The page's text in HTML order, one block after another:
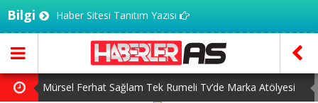
Bilgi Haber Sitesi Tanıtım Yazısı
Mürsel Ferhat Sağlam Tek Rumeli Tv’de Marka Atölyesi